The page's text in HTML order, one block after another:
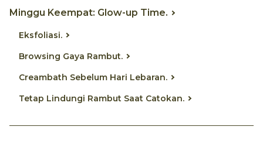
Minggu Keempat: Glow-up Time.
Eksfoliasi.
Browsing Gaya Rambut.
Creambath Sebelum Hari Lebaran.
Tetap Lindungi Rambut Saat Catokan.